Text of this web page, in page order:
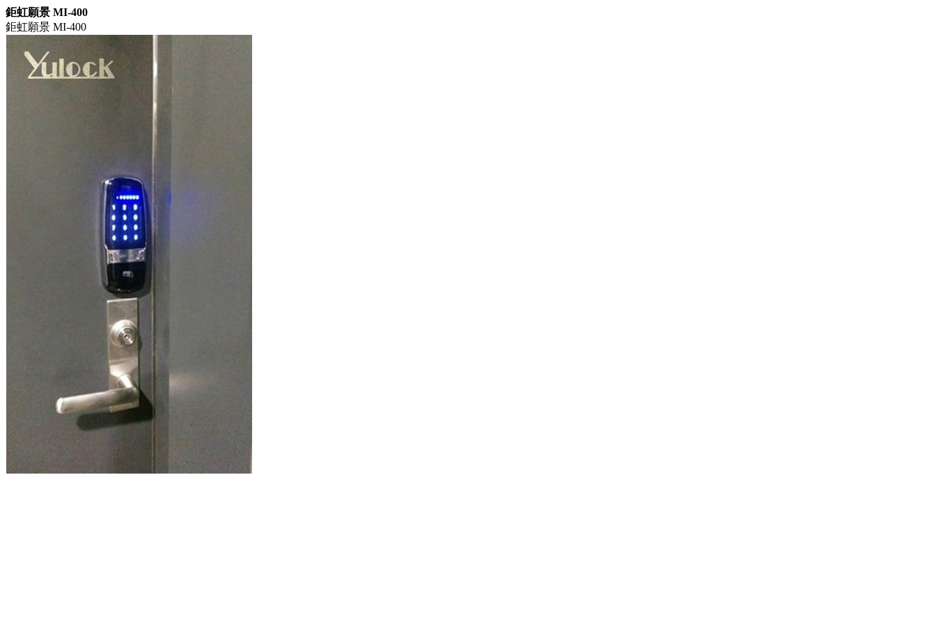
鉅虹願景 MI-400
鉅虹願景 MI-400